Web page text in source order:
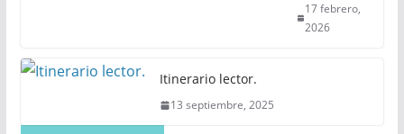
17 febrero,
2026
Itinerario lector.
13 septiembre, 2025